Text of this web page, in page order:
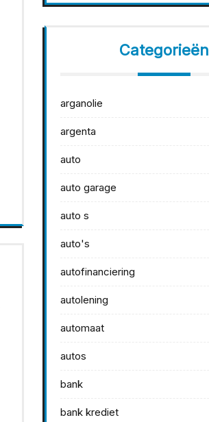
Categorieën
arganolie
argenta
auto
auto garage
auto s
auto's
autofinanciering
autolening
automaat
autos
bank
bank krediet